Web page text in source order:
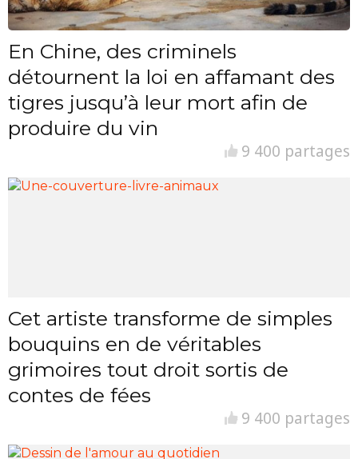
En Chine, des criminels
détournent la loi en affamant des
tigres jusqu’à leur mort afin de
produire du vin
9 400 partages
Cet artiste transforme de simples
bouquins en de véritables
grimoires tout droit sortis de
contes de fées
9 400 partages